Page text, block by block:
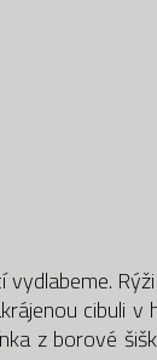
cibuli v
z borové